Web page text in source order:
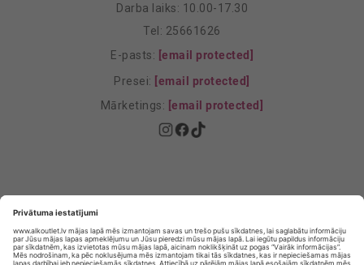
Darba laiks: 10.00-17.30
Tel: 25661626
E-pasts: [email protected]
Presei: [email protected]
Mārketings: [email protected]
Privātuma Iestatījumi
E-veikala lietošanas noteikumi